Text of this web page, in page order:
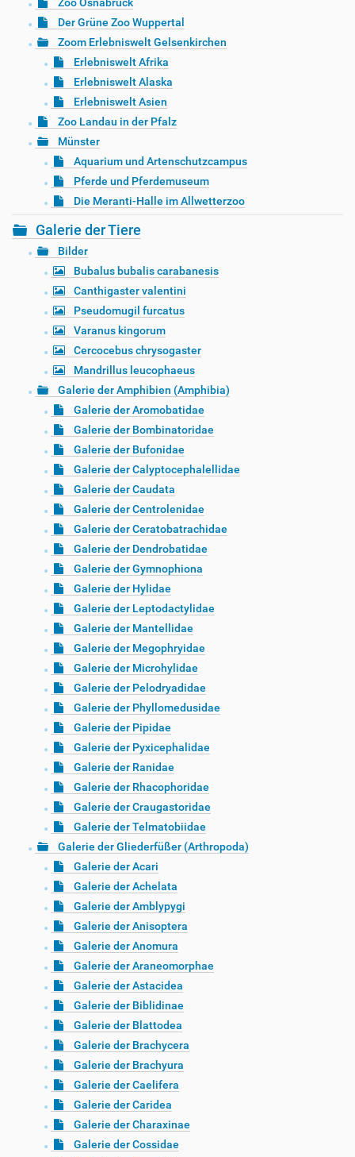
Zoo Osnabrück
Der Grüne Zoo Wuppertal
Zoom Erlebniswelt Gelsenkirchen
Erlebniswelt Afrika
Erlebniswelt Alaska
Erlebniswelt Asien
Zoo Landau in der Pfalz
Münster
Aquarium und Artenschutzcampus
Pferde und Pferdemuseum
Die Meranti-Halle im Allwetterzoo
Galerie der Tiere
Bilder
Bubalus bubalis carabanesis
Canthigaster valentini
Pseudomugil furcatus
Varanus kingorum
Cercocebus chrysogaster
Mandrillus leucophaeus
Galerie der Amphibien (Amphibia)
Galerie der Aromobatidae
Galerie der Bombinatoridae
Galerie der Bufonidae
Galerie der Calyptocephalellidae
Galerie der Caudata
Galerie der Centrolenidae
Galerie der Ceratobatrachidae
Galerie der Dendrobatidae
Galerie der Gymnophiona
Galerie der Hylidae
Galerie der Leptodactylidae
Galerie der Mantellidae
Galerie der Megophryidae
Galerie der Microhylidae
Galerie der Pelodryadidae
Galerie der Phyllomedusidae
Galerie der Pipidae
Galerie der Pyxicephalidae
Galerie der Ranidae
Galerie der Rhacophoridae
Galerie der Craugastoridae
Galerie der Telmatobiidae
Galerie der Gliederfüßer (Arthropoda)
Galerie der Acari
Galerie der Achelata
Galerie der Amblypygi
Galerie der Anisoptera
Galerie der Anomura
Galerie der Araneomorphae
Galerie der Astacidea
Galerie der Biblidinae
Galerie der Blattodea
Galerie der Brachycera
Galerie der Brachyura
Galerie der Caelifera
Galerie der Caridea
Galerie der Charaxinae
Galerie der Cossidae